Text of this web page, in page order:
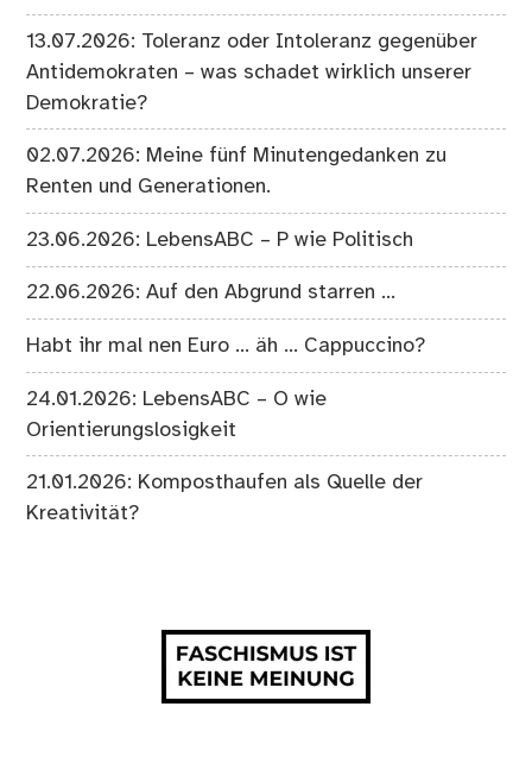
13.07.2026: Toleranz oder Intoleranz gegenüber
Antidemokraten – was schadet wirklich unserer
Demokratie?
02.07.2026: Meine fünf Minutengedanken zu
Renten und Generationen.
23.06.2026: LebensABC – P wie Politisch
22.06.2026: Auf den Abgrund starren …
Habt ihr mal nen Euro … äh … Cappuccino?
24.01.2026: LebensABC – O wie
Orientierungslosigkeit
21.01.2026: Komposthaufen als Quelle der
Kreativität?